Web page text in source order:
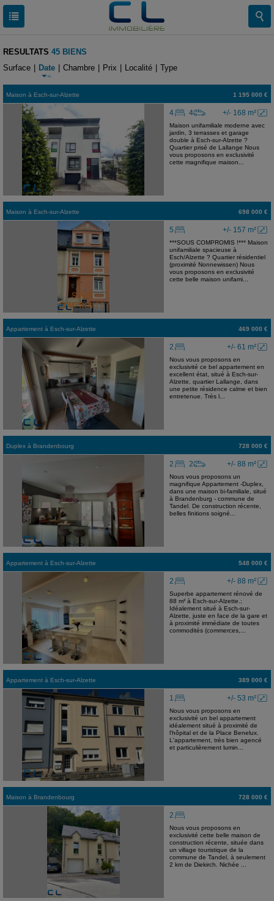
RESULTATS 45 BIENS
Surface
Date Chambre Prix Localité Type
Maison à Esch-sur-Alzette 1 195 000 €
+/- 168 m²
4 4
Maison unifamiliale moderne avec
jardin, 3 terrasses et garage
double à Esch-sur-Alzette ?
Quartier prisé de Lallange Nous
vous proposons en exclusivité
cette magnifique maison...
Maison à Esch-sur-Alzette 698 000 €
+/- 157 m²
5
***SOUS COMPROMIS !*** Maison
unifamiliale spacieuse à
Esch/Alzette ? Quartier résidentiel
(proximité Nonnewissen) Nous
vous proposons en exclusivité
cette belle maison unifami...
Appartement à Esch-sur-Alzette 469 000 €
+/- 61 m²
2
Nous vous proposons en
exclusivité ce bel appartement en
excellent état, situé à Esch-sur-
Alzette, quartier Lallange, dans
une petite résidence calme et bien
entretenue. Très l...
Duplex à Brandenbourg 728 000 €
+/- 88 m²
2 2
Nous vous proposons un
magnifique Appartement -Duplex,
dans une maison bi-familiale, situé
à Brandenburg - commune de
Tandel. De construction récente,
belles finitions soigné...
Appartement à Esch-sur-Alzette 548 000 €
+/- 88 m²
2
Superbe appartement rénové de
88 m² à Esch-sur-Alzette.;
Idéalement situé à Esch-sur-
Alzette, juste en face de la gare et
à proximité immédiate de toutes
commodités (commerces,...
Appartement à Esch-sur-Alzette 389 000 €
+/- 53 m²
1
Nous vous proposons en
exclusivité un bel appartement
idéalement situé à proximité de
l'hôpital et de la Place Benelux.
L'appartement, très bien agencé
et particulièrement lumin...
Maison à Brandenbourg 728 000 €
2
Nous vous proposons en
exclusivité cette belle maison de
construction récente, située dans
un village touristique de la
commune de Tandel, à seulement
2 km de Diekirch. Nichée ...